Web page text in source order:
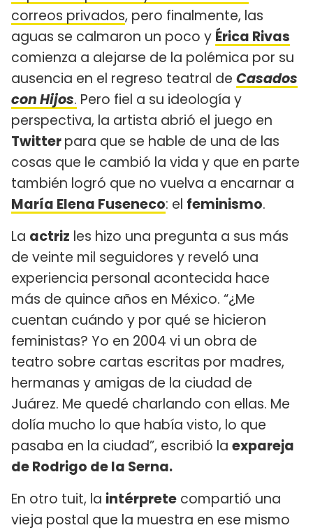
correos privados, pero finalmente, las
aguas se calmaron un poco y Érica Rivas
comienza a alejarse de la polémica por su
ausencia en el regreso teatral de Casados
con Hijos. Pero fiel a su ideología y
perspectiva, la artista abrió el juego en
Twitterpara que se hable de una de las
cosas que le cambió la vida y que en parte
también logró que no vuelva a encarnar a
María Elena Fuseneco: el feminismo.
La actriz les hizo una pregunta a sus más
de veinte mil seguidores y reveló una
experiencia personal acontecida hace
más de quince años en México. “¿Me
cuentan cuándo y por qué se hicieron
feministas? Yo en 2004 vi un obra de
teatro sobre cartas escritas por madres,
hermanas y amigas de la ciudad de
Juárez. Me quedé charlando con ellas. Me
dolía mucho lo que había visto, lo que
pasaba en la ciudad”, escribió la expareja
de Rodrigo de la Serna.
En otro tuit, la intérprete compartió una
vieja postal que la muestra en ese mismo